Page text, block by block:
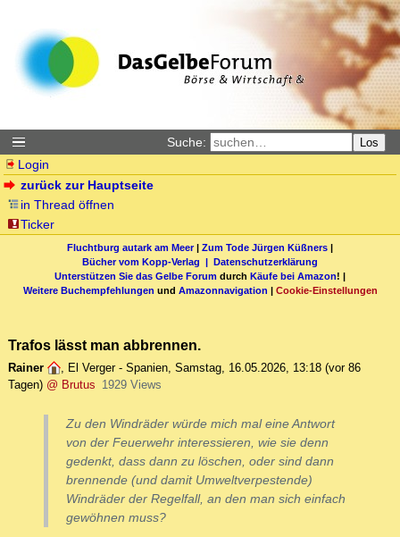
Suche: Los
Login
zurück zur Hauptseite
in Thread öffnen
Ticker
Fluchtburg autark am Meer| Zum Tode Jürgen Küßners |
Bücher vom Kopp-Verlag | Datenschutzerklärung
Unterstützen Sie das Gelbe Forum durch Käufe bei Amazon! |
Weitere Buchempfehlungen und Amazonnavigation | Cookie-Einstellungen
Trafos lässt man abbrennen.
Rainer , El Verger - Spanien, Samstag, 16.05.2026, 13:18 (vor 86
Tagen) @ Brutus 1929 Views
Zu den Windräder würde mich mal eine Antwort
von der Feuerwehr interessieren, wie sie denn
gedenkt, dass dann zu löschen, oder sind dann
brennende (und damit Umweltverpestende)
Windräder der Regelfall, an den man sich einfach
gewöhnen muss?